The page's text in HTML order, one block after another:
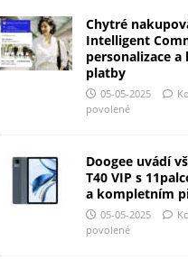
Chytré
Intelligent
personalizace a
platby
05-05-2025
povolené
Doogee uvádí
T40 VIP s
a kompletním
05-05-2025
povolené